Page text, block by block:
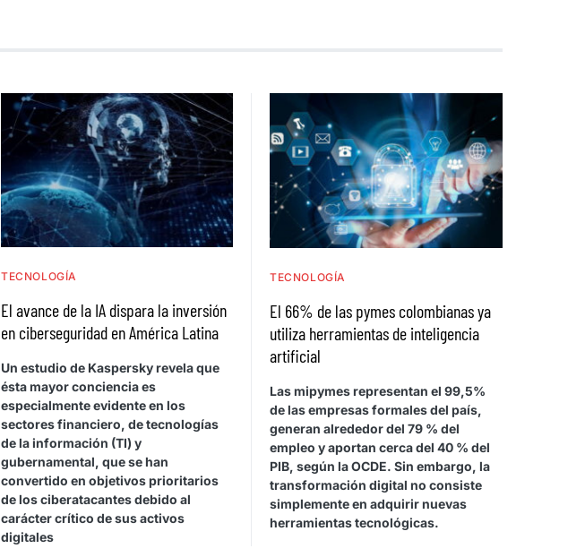
TECNOLOGÍA
El avance de la IA dispara la inversión
en ciberseguridad en América Latina
Un estudio de Kaspersky revela que
ésta mayor conciencia es
especialmente evidente en los
sectores financiero, de tecnologías
de la información (TI) y
gubernamental, que se han
convertido en objetivos prioritarios
de los ciberatacantes debido al
carácter crítico de sus activos
digitales
TECNOLOGÍA
El 66% de las pymes colombianas ya
utiliza herramientas de inteligencia
artificial
Las mipymes representan el 99,5%
de las empresas formales del país,
generan alrededor del 79 % del
empleo y aportan cerca del 40 % del
PIB, según la OCDE. Sin embargo, la
transformación digital no consiste
simplemente en adquirir nuevas
herramientas tecnológicas.